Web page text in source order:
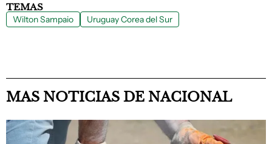
TEMAS
Wilton Sampaio Uruguay Corea del Sur
MAS NOTICIAS DE NACIONAL